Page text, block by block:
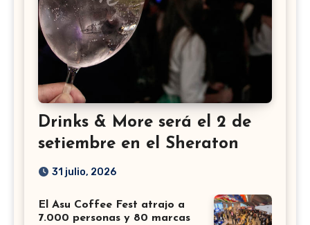
Drinks & More será el 2 de
setiembre en el Sheraton
31 julio, 2026
El Asu Coffee Fest atrajo a
7.000 personas y 80 marcas